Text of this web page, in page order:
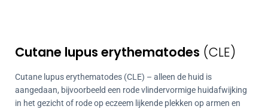
Cutane lupus erythematodes (CLE)
Cutane lupus erythematodes (CLE) – alleen de huid is
aangedaan, bijvoorbeeld een rode vlindervormige huidafwijking
in het gezicht of rode op eczeem lijkende plekken op armen en